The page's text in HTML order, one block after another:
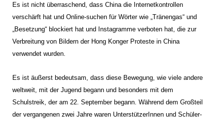
Es ist nicht überraschend, dass China die Internetkontrollen
verschärft hat und Online-suchen für Wörter wie „Tränengas“ und
„Besetzung“ blockiert hat und Instagramme verboten hat, die zur
Verbreitung von Bildern der Hong Konger Proteste in China
verwendet wurden.
Es ist äußerst bedeutsam, dass diese Bewegung, wie viele andere
weltweit, mit der Jugend begann und besonders mit dem
Schulstreik, der am 22. September begann. Während dem Großteil
der vergangenen zwei Jahre waren UnterstützerInnen und Schüler-